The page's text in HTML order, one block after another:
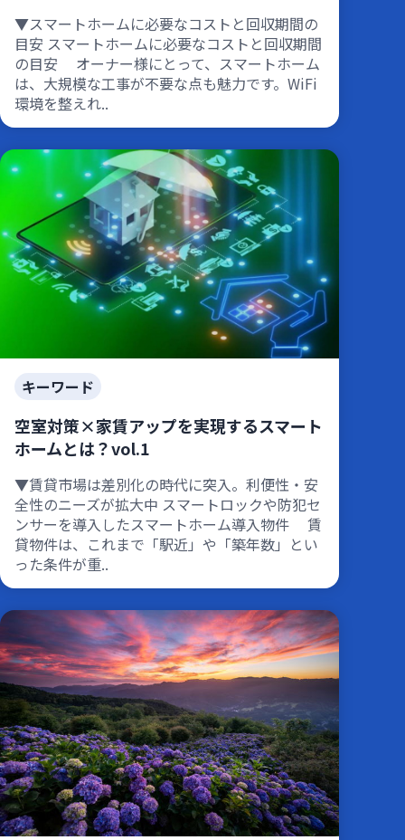
▼スマートホームに必要なコストと回収期間の
目安 スマートホームに必要なコストと回収期間
の目安 オーナー様にとって、スマートホーム
は、大規模な工事が不要な点も魅力です。WiFi
環境を整えれ..
キーワード
空室対策×家賃アップを実現するスマート
ホームとは？vol.1
▼賃貸市場は差別化の時代に突入。利便性・安
全性のニーズが拡大中 スマートロックや防犯セ
ンサーを導入したスマートホーム導入物件 賃
貸物件は、これまで「駅近」や「築年数」とい
った条件が重..